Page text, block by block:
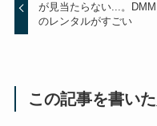
が見当たらない...。DMM
のレンタルがすごい
この記事を書い